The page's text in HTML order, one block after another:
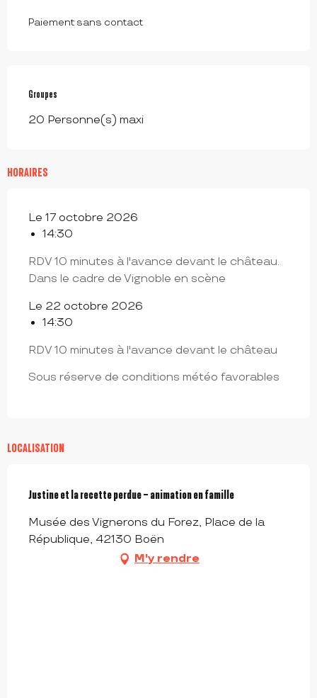
Paiement sans contact
Groupes
Groupes
20 Personne(s) maxi
HORAIRES
Le 17 octobre 2026
14:30
RDV 10 minutes à l'avance devant le château.
Dans le cadre de Vignoble en scène
Le 22 octobre 2026
14:30
RDV 10 minutes à l'avance devant le château
Sous réserve de conditions météo favorables
LOCALISATION
Justine et la recette perdue – animation en famille
Musée des Vignerons du Forez, Place de la
République, 42130 Boën
M'y rendre